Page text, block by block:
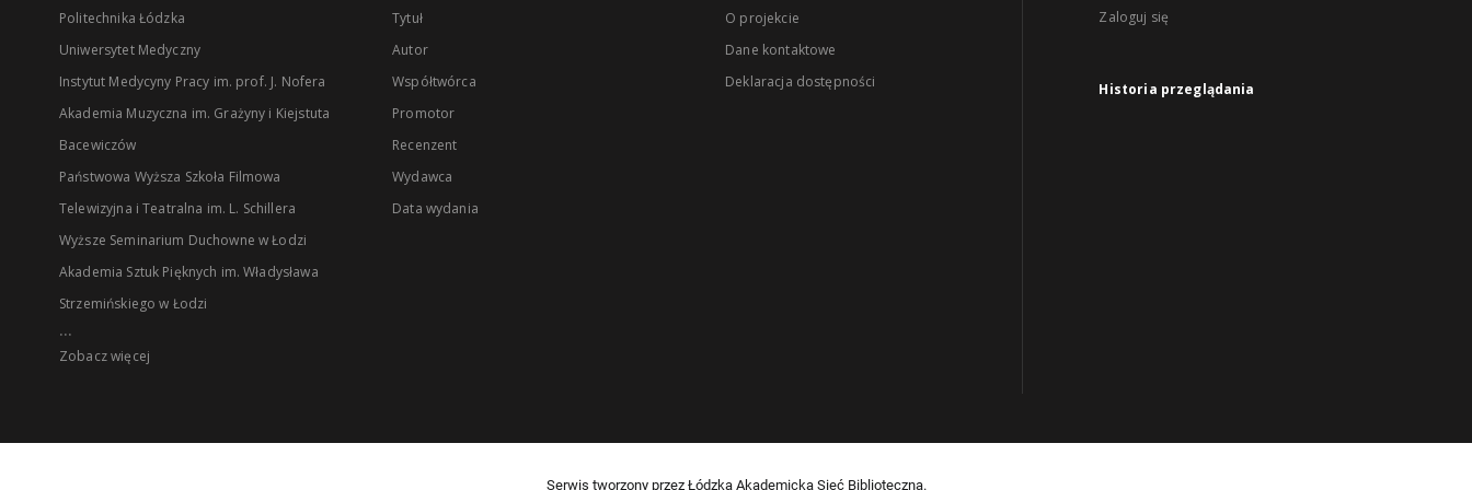
Politechnika Łódzka
Uniwersytet Medyczny
Instytut Medycyny Pracy im. prof. J. Nofera
Akademia Muzyczna im. Grażyny i Kiejstuta
Bacewiczów
Państwowa Wyższa Szkoła Filmowa
Telewizyjna i Teatralna im. L. Schillera
Wyższe Seminarium Duchowne w Łodzi
Akademia Sztuk Pięknych im. Władysława
Strzemińskiego w Łodzi
...
Zobacz więcej
Tytuł
Autor
Współtwórca
Promotor
Recenzent
Wydawca
Data wydania
O projekcie
Dane kontaktowe
Deklaracja dostępności
Zaloguj się
Historia przeglądania
Serwis tworzony przez Łódzką Akademicką Sieć Biblioteczną.